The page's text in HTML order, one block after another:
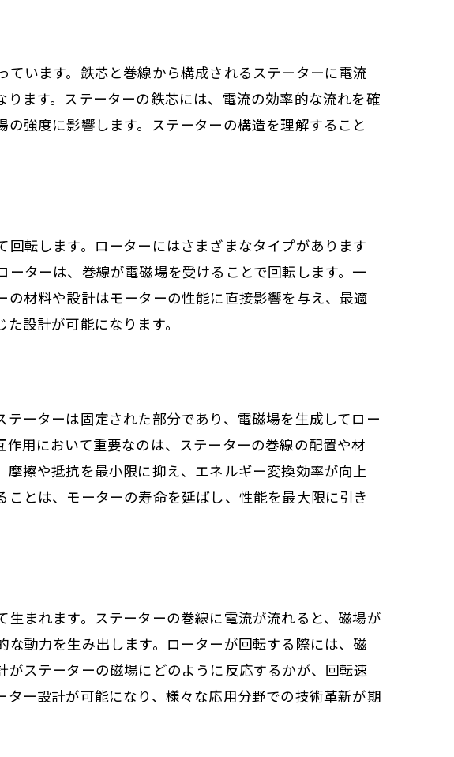
います。鉄芯と巻線から構成されるステーターに電流
ます。ステーターの鉄芯には、電流の効率的な流れを確
強度に影響します。ステーターの構造を理解すること
転します。ローターにはさまざまなタイプがあります
ターは、巻線が電磁場を受けることで回転します。一
材料や設計はモーターの性能に直接影響を与え、最適
設計が可能になります。
ーターは固定された部分であり、電磁場を生成してロー
用において重要なのは、ステーターの巻線の配置や材
擦や抵抗を最小限に抑え、エネルギー変換効率が向上
とは、モーターの寿命を延ばし、性能を最大限に引き
まれます。ステーターの巻線に電流が流れると、磁場が
動力を生み出します。ローターが回転する際には、磁
ステーターの磁場にどのように反応するかが、回転速
ー設計が可能になり、様々な応用分野での技術革新が期